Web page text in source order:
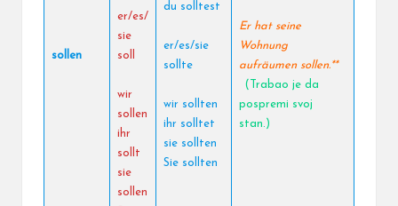
sollen
er/es/
sie
soll
wir
sollen
ihr
sollt
sie
sollen
du solltest
er/es/sie
sollte
wir sollten
ihr solltet
sie sollten
Sie sollten
Er hat seine
Wohnung
aufräumen sollen.**
(Trabao je da
pospremi svoj
stan.)